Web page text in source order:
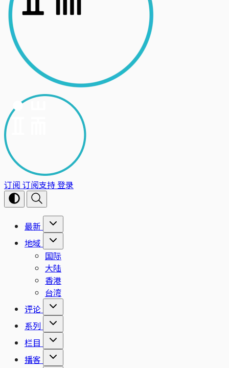
订阅 订阅支持登录
最新
地域
国际
大陆
香港
台湾
评论
系列
栏目
播客